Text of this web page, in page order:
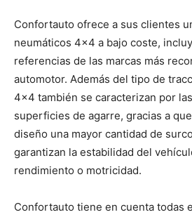
Confortauto ofrece a sus clientes
neumáticos 4×4 a bajo coste,
referencias de las marcas más
automotor. Además del tipo de
4×4 también se caracterizan por
superficies de agarre, gracias a
diseño una mayor cantidad de
garantizan la estabilidad del
rendimiento o motricidad.
Confortauto tiene en cuenta todas